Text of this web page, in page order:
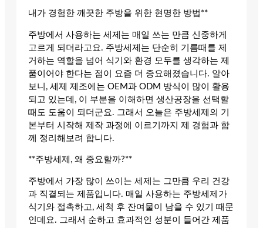
내가 경험한 깨끗한 주방을 위한 현명한 방법**
주방에서 사용하는 세제는 매일 쓰는 만큼 신중하게
고르게 되더라고요. 주방세제는 단순히 기름때를 제
거하는 역할을 넘어 식기와 환경 모두를 생각하는 제
품이어야 한다는 점이 요즘 더 중요해졌습니다. 알아
보니, 세제 제조에는 OEM과 ODM 방식이 많이 활용
되고 있는데, 이 부분을 이해하면 생산공장을 선택할
때도 도움이 되더군요. 그래서 오늘은 주방세제의 기
본부터 시작해 제작 과정에 이르기까지 제 경험과 함
께 정리해보려 합니다.
**주방세제, 왜 중요할까?**
주방에서 가장 많이 쓰이는 세제는 그만큼 우리 건강
과 직결되는 제품입니다. 매일 사용하는 주방세제가
식기와 접촉하고, 세척 후 잔여물이 남을 수 있기 때문
인데요. 그래서 순하고 효과적인 성분이 들어간 제품